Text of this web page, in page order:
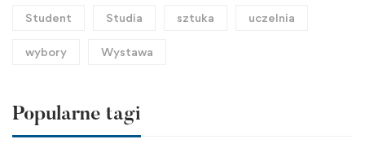
Student Studia sztuka uczelnia
wybory Wystawa
Popularne tagi